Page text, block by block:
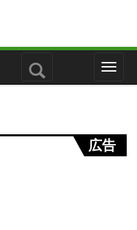
M
e
広告